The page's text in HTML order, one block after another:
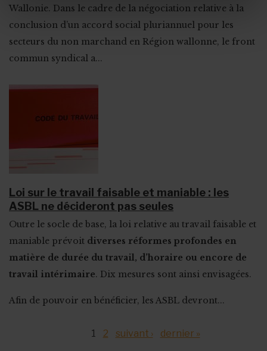
Wallonie. Dans le cadre de la négociation relative à la
conclusion d’un accord social pluriannuel pour les
secteurs du non marchand en Région wallonne, le front
commun syndical a...
Loi sur le travail faisable et maniable : les
ASBL ne décideront pas seules
Outre le socle de base, la loi relative au travail faisable et
maniable prévoit diverses réformes profondes en
matière de durée du travail, d’horaire ou encore de
travail intérimaire. Dix mesures sont ainsi envisagées.
Afin de pouvoir en bénéficier, les ASBL devront...
1 2 suivant › dernier »